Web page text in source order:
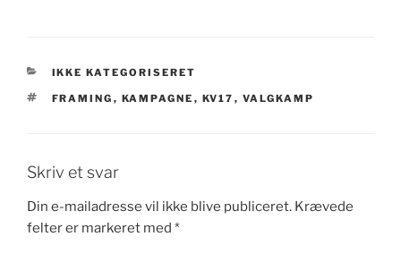
KATEGORIER
IKKE KATEGORISERET
TAGS
FRAMING , KAMPAGNE , KV17 , VALGKAMP
Skriv et svar
Din e-mailadresse vil ikke blive publiceret. Krævede
felter er markeret med *